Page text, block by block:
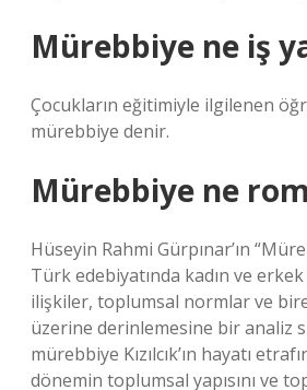
Mürebbiye ne iş
Çocukların eğitimiyle ilgilenen
mürebbiye denir.
Mürebbiye ne
Hüseyin Rahmi Gürpınar’ın
Türk edebiyatında kadın ve
ilişkiler, toplumsal normlar ve
üzerine derinlemesine bir analiz
mürebbiye Kızılcık’ın hayatı
dönemin toplumsal yapısını ve